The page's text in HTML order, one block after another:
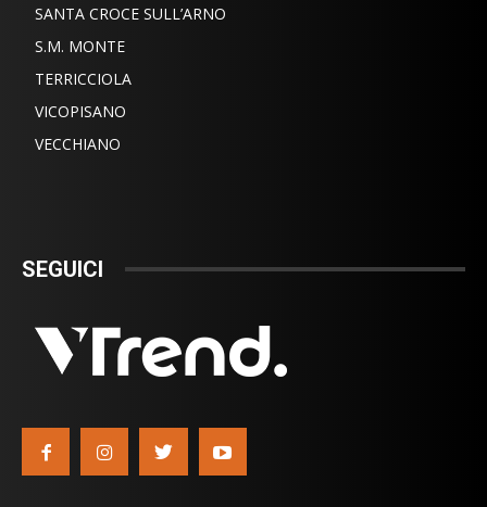
SANTA CROCE SULL’ARNO
S.M. MONTE
TERRICCIOLA
VICOPISANO
VECCHIANO
SEGUICI